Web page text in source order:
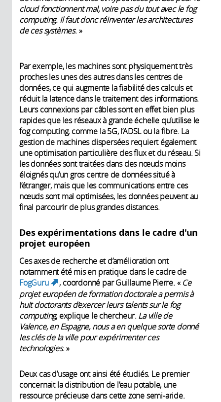
cloud fonctionnent mal, voire pas du tout avec le fog
computing. Il faut donc réinventer les architectures
de ces systèmes. »
Par exemple, les machines sont physiquement très
proches les unes des autres dans les centres de
données, ce qui augmente la fiabilité des calculs et
réduit la latence dans le traitement des informations.
Leurs connexions par câbles sont en effet bien plus
rapides que les réseaux à grande échelle qu’utilise le
fog computing, comme la 5G, l’ADSL ou la fibre. La
gestion de machines dispersées requiert également
une optimisation particulière des flux et du réseau. Si
les données sont traitées dans des nœuds moins
éloignés qu’un gros centre de données situé à
l’étranger, mais que les communications entre ces
nœuds sont mal optimisées, les données peuvent au
final parcourir de plus grandes distances.
Des expérimentations dans le cadre d'un
projet européen
Ces axes de recherche et d’amélioration ont
notamment été mis en pratique dans le cadre de
FogGuru
(link is external)
, coordonné par Guillaume Pierre. « Ce
projet européen de formation doctorale a permis à
huit doctorants d’exercer leurs talents sur le fog
computing, explique le chercheur. La ville de
Valence, en Espagne, nous a en quelque sorte donné
les clés de la ville pour expérimenter ces
technologies. »
Deux cas d’usage ont ainsi été étudiés. Le premier
concernait la distribution de l’eau potable, une
ressource précieuse dans cette zone semi-aride.